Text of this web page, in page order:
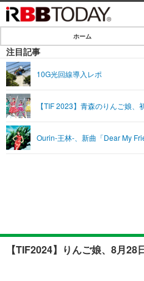
IT・デジタル
SPEED TEST
エンタメ
ライフ
ホーム
注目記事
10G光回線導入レポ
【TIF 2023】青森のりんご娘
Ourin-王林-、新曲「Dear My
【TIF2024】りんご娘、8月